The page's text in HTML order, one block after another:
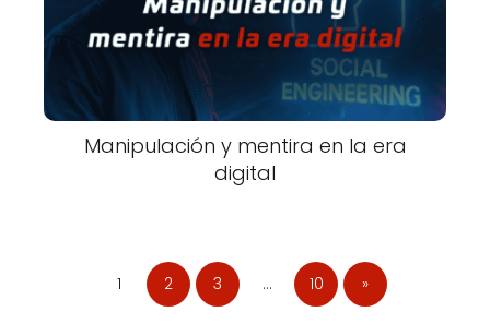
Manipulación y mentira en la era
digital
1 2 3 … 10 »